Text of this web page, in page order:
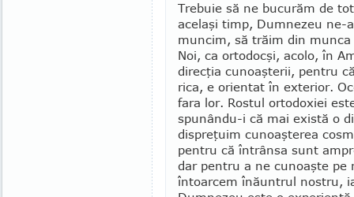
Trebuie să ne bucurăm de
acelaşi timp, Dum­ne­zeu ne-
muncim, să trăim din munca
Noi, ca orto­docşi, acolo, în
direcţia cunoaşterii, pentru
rica, e orientat în exterior.
fara lor. Rostul ortodoxiei
spunându-i că mai există o
dispreţuim cunoaşterea
pentru că întrânsa sunt
dar pentru a ne cunoaşte pe
întoarcem înăuntrul nostru,